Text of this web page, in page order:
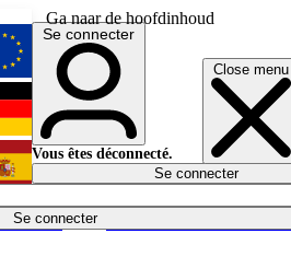
Ga naar de hoofdinhoud
Close menu
Se connecter
Économie
English
Deutsch
Español
Se connecter
Vous êtes déconnecté.
Se connecter